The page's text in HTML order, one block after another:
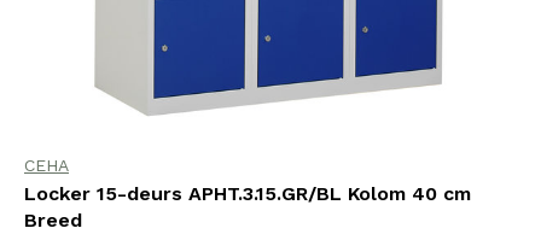
CEHA
Locker 15-deurs APHT.3.15.GR/BL Kolom 40 cm
Breed